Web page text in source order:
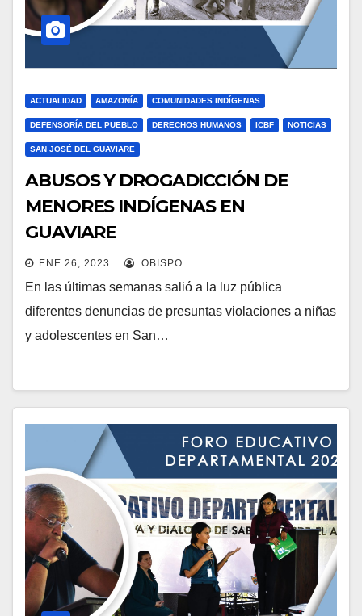
ACTUALIDAD AMAZONÍA COMUNIDADES INDÍGENAS
DEFENSORÍA DEL PUEBLO DERECHOS HUMANOS ICBF NOTICIAS
SAN JOSÉ DEL GUAVIARE
ABUSOS Y DROGADICCIÓN DE
MENORES INDÍGENAS EN
GUAVIARE
ENE 26, 2023 OBISPO
En las últimas semanas salió a la luz pública
diferentes denuncias de presuntas violaciones a niñas
y adolescentes en San…